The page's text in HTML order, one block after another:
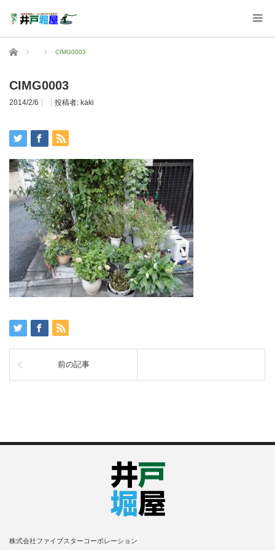
ホーム CIMG0003
CIMG0003
2014/2/6 投稿者: kaki
前の記事
株式会社ファイブスターコーポレーション